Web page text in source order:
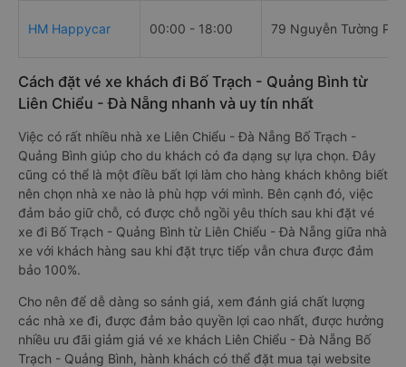
HM Happycar 00:00 - 18:00 79 Nguyễn Tường Phổ
Cách đặt vé xe khách đi Bố Trạch - Quảng Bình từ
Liên Chiểu - Đà Nẵng nhanh và uy tín nhất
Việc có rất nhiều nhà xe Liên Chiểu - Đà Nẵng Bố Trạch -
Quảng Bình giúp cho du khách có đa dạng sự lựa chọn. Đây
cũng có thể là một điều bất lợi làm cho hàng khách không biết
nên chọn nhà xe nào là phù hợp với mình. Bên cạnh đó, việc
đảm bảo giữ chỗ, có được chỗ ngồi yêu thích sau khi đặt vé
xe đi Bố Trạch - Quảng Bình từ Liên Chiểu - Đà Nẵng giữa nhà
xe với khách hàng sau khi đặt trực tiếp vẫn chưa được đảm
bảo 100%.
Cho nên để dễ dàng so sánh giá, xem đánh giá chất lượng
các nhà xe đi, được đảm bảo quyền lợi cao nhất, được hưởng
nhiều ưu đãi giảm giá vé xe khách Liên Chiểu - Đà Nẵng Bố
Trạch - Quảng Bình, hành khách có thể đặt mua tại website